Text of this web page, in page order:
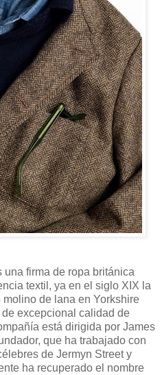
una firma de ropa británica
textil, ya en el siglo XIX la
de lana en Yorkshire
excepcional calidad de
está dirigida por James
que ha trabajado con
de Jermyn Street y
ha recuperado el nombre